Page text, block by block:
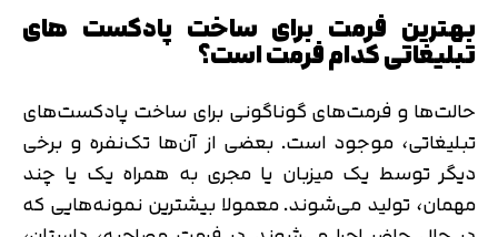
بهترین فرمت برای ساخت پادکست های
تبلیغاتی کدام فرمت است؟
حالت‌ها و فرمت‌های گوناگونی برای ساخت پادکست‌های
تبلیغاتی، موجود است. بعضی از آن‌ها تک‌نفره و برخی
دیگر توسط یک میزبان یا مجری به همراه یک یا چند
مهمان، تولید می‌شوند. معمولا بیشترین نمونه‌هایی که